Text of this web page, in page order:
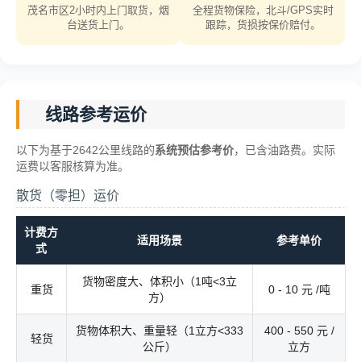
茂名市区2小时内上门取货，烟
台送货上门。
全程货物保险，北斗/GPS实时
跟踪，货损按保价赔付。
线路参考运价
以下为基于2642公里线路的系统预估参考价，已含油路费。实际
运费以客服核算为准。
散货（零担）运价
计费方
式
适用场景 参考单价
重货
货物密度大、体积小（1吨<3立
方）
0 - 10 元 /吨
轻货
货物体积大、重量轻（1立方<333
公斤）
400 - 550 元 /
立方